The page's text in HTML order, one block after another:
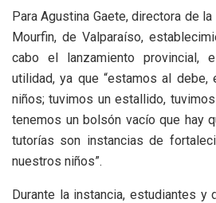
Para Agustina Gaete, directora de
Mourfin, de Valparaíso,
cabo el lanzamiento provincial,
utilidad, ya que “estamos al debe,
niños; tuvimos un estallido,
tenemos un bolsón vacío que hay
tutorías son instancias de
nuestros niños”.
Durante la instancia, estudiantes y